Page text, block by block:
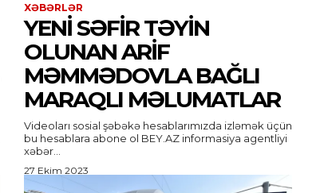
XƏBƏRLƏR
YENI SƏFIR TƏYIN
OLUNAN ARIF
MƏMMƏDOVLA BAĞLI
MARAQLI MƏLUMATLAR
Videoları sosial şəbəkə hesablarımızda izləmək üçün
bu hesablara abone ol BEY.AZ informasiya agentliyi
xəbər...
27 Ekim 2023